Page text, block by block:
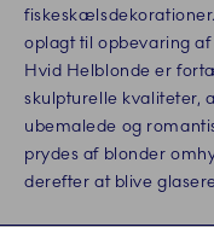
oplagt til opbevaring
Hvid Helblonde er
skulpturelle kvaliteter,
ubemalede og
prydes af blonder
derefter at blive